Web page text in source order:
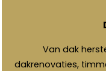
Van dak
dakrenovaties,